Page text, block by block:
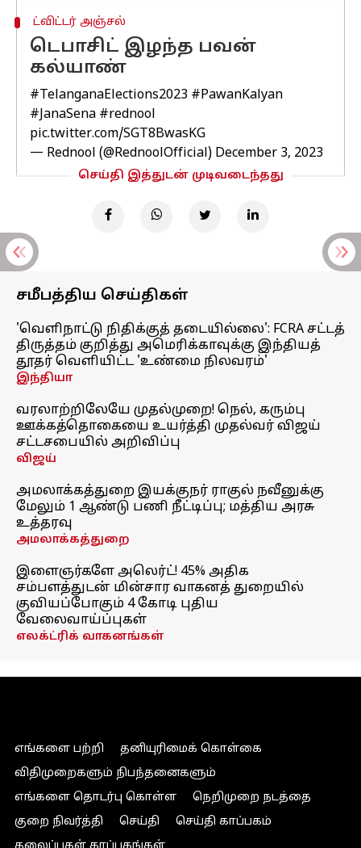
ட்விட்டர் அஞ்சல்
டெபாசிட் இழந்த பவன்
கல்யாண்
#TelanganaElections2023 #PawanKalyan
#JanaSena #rednool
pic.twitter.com/SGT8BwasKG
— Rednool (@RednoolOfficial) December 3, 2023
செய்தி இத்துடன் முடிவடைந்தது
சமீபத்திய செய்திகள்
'வெளிநாட்டு நிதிக்குத் தடையில்லை': FCRA சட்டத்
திருத்தம் குறித்து அமெரிக்காவுக்கு இந்தியத்
தூதர் வெளியிட்ட 'உண்மை நிலவரம்'
இந்தியா
வரலாற்றிலேயே முதல்முறை! நெல், கரும்பு
ஊக்கத்தொகையை உயர்த்தி முதல்வர் விஜய்
சட்டசபையில் அறிவிப்பு
விஜய்
அமலாக்கத்துறை இயக்குநர் ராகுல் நவீனுக்கு
மேலும் 1 ஆண்டு பணி நீட்டிப்பு; மத்திய அரசு
உத்தரவு
அமலாக்கத்துறை
இளைஞர்களே அலெர்ட்! 45% அதிக
சம்பளத்துடன் மின்சார வாகனத் துறையில்
குவியப்போகும் 4 கோடி புதிய
வேலைவாய்ப்புகள்
எலக்ட்ரிக் வாகனங்கள்
எங்களை பற்றி
தனியுரிமைக் கொள்கை
விதிமுறைகளும் நிபந்தனைகளும்
எங்களை தொடர்பு கொள்ள
நெறிமுறை நடத்தை
குறை நிவர்த்தி
செய்தி
செய்தி காப்பகம்